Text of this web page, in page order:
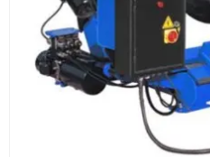
Заявка
Оставьте заявку на
форму обратного звонка.